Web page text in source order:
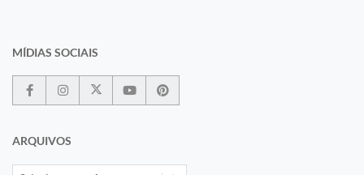
MÍDIAS SOCIAIS
ARQUIVOS